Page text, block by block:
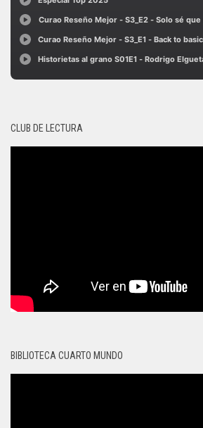
CLUB DE LECTURA
BIBLIOTECA CUARTO MUNDO